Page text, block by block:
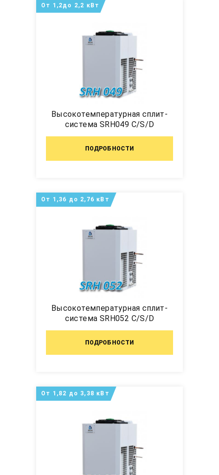
Высокотемпературная сплит-
система SRH049 C/S/D
ПОДРОБНОСТИ
От 1,2до 2,2 кВт
Высокотемпературная сплит-
система SRH052 C/S/D
ПОДРОБНОСТИ
От 1,36 до 2,76 кВт
От 1,82 до 3,38 кВт